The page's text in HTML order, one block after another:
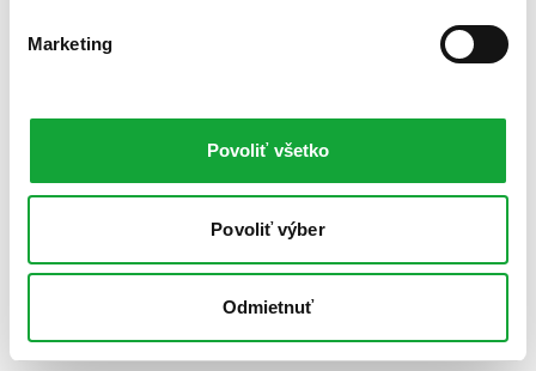
Marketing
Povoliť všetko
Povoliť výber
Odmietnuť